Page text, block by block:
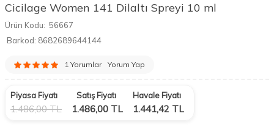
Cicilage Women 141 Dilaltı Spreyi 10 ml
Ürün Kodu: 56667
Barkod: 8682689644144
1 Yorumlar Yorum Yap
Piyasa Fiyatı
1.486,00TL
Satış Fiyatı
1.486,00 TL
Havale Fiyatı
1.441,42 TL